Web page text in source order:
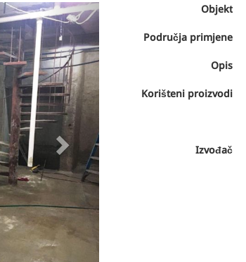
Next Objekt
Područja primjene
Opis
Korišteni proizvodi
Izvođač